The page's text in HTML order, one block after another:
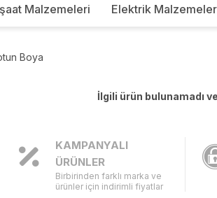
Malzemeleri Elektrik
Boya
İlgili ürün bulunamadı
KAMPANYALI
ÜRÜNLER
Birbirinden farklı marka ve
ürünler için indirimli fiyatlar